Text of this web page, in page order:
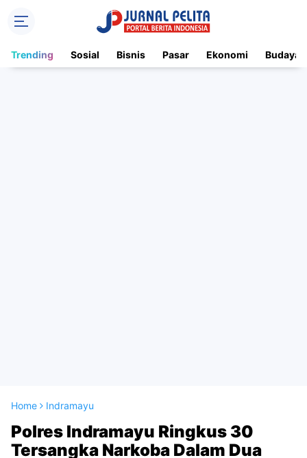
Trending Sosial Bisnis Pasar Ekonomi Budaya
Home Indramayu
Polres Indramayu Ringkus 30
Tersangka Narkoba Dalam Dua